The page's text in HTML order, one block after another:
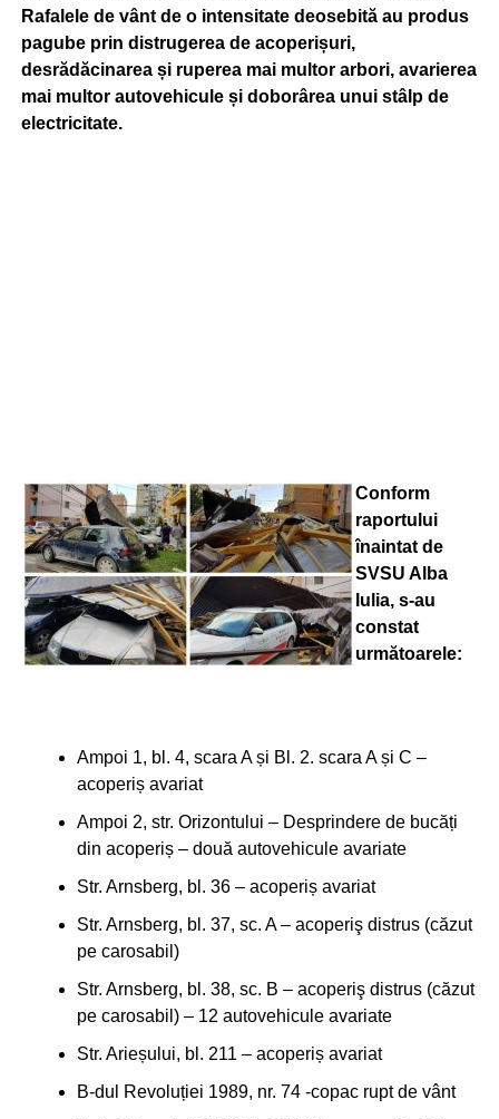
Rafalele de vânt de o intensitate deosebită au produs
pagube prin distrugerea de acoperișuri,
desrădăcinarea și ruperea mai multor arbori, avarierea
mai multor autovehicule și doborârea unui stâlp de
electricitate.
Conform
raportului
înaintat de
SVSU Alba
Iulia, s-au
constat
următoarele:
Ampoi 1, bl. 4, scara A și Bl. 2. scara A și C –
acoperiș avariat
Ampoi 2, str. Orizontului – Desprindere de bucăți
din acoperiș – două autovehicule avariate
Str. Arnsberg, bl. 36 – acoperiș avariat
Str. Arnsberg, bl. 37, sc. A – acoperiş distrus (căzut
pe carosabil)
Str. Arnsberg, bl. 38, sc. B – acoperiş distrus (căzut
pe carosabil) – 12 autovehicule avariate
Str. Arieșului, bl. 211 – acoperiș avariat
B-dul Revoluției 1989, nr. 74 -copac rupt de vânt